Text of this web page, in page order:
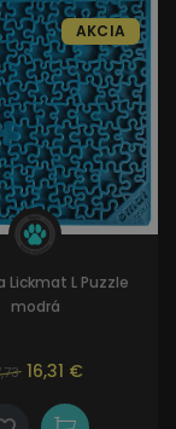
Lickmat L Puzzle
modrá
16,31 €
AKCIA